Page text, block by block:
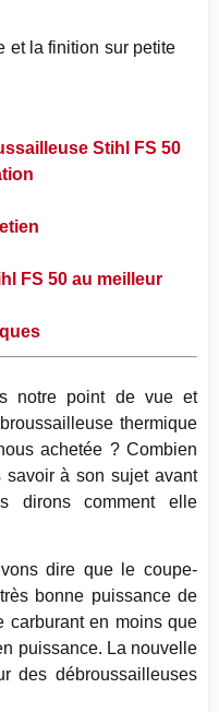
et la finition sur petite
Stihl FS 50
FS 50 au meilleur
notre point de vue et
thermique
achetée ? Combien
savoir à son sujet avant
dirons comment elle
dire que le coupe-
bonne puissance de
carburant en moins que
puissance. La nouvelle
des débroussailleuses